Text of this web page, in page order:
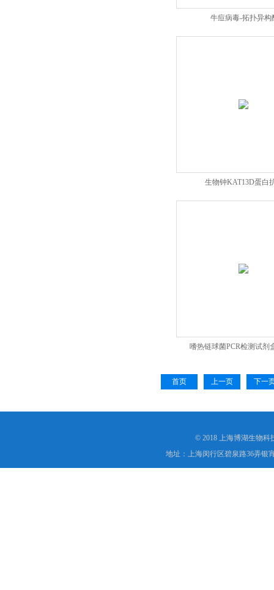
牛痘病毒-拓扑异构
生物钟KAT13D蛋白
嗜热链球菌PCR检测试剂
首页 上一页 下一
© 2018 上海博湖生物科
地址：上海闵行区碧泉路36弄银